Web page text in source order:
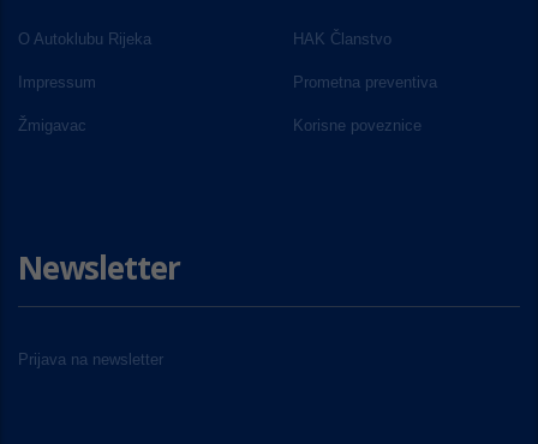
O Autoklubu Rijeka HAK Članstvo
Impressum Prometna preventiva
Žmigavac Korisne poveznice
Newsletter
Prijava na newsletter